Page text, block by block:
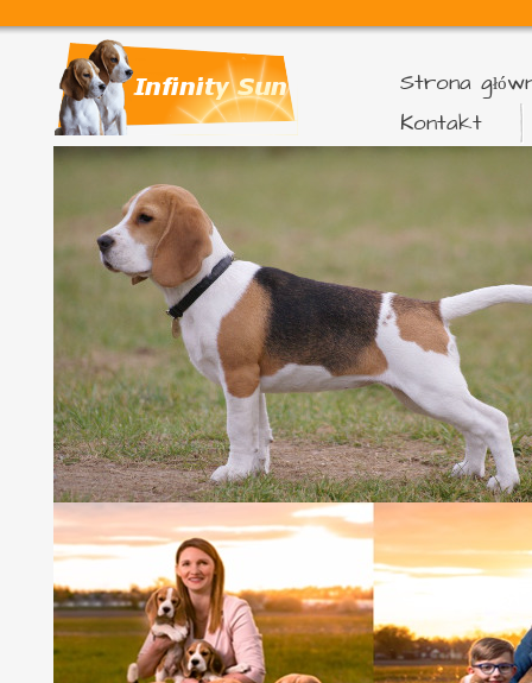
Strona
Kontakt
19.09.2010 Łódź
- Wystawa Klubowa - sędzia Tomasz
ISKRA - klasa baby - w.o. 3/3
JAMAJKA - klasa młodzieży - bdb.